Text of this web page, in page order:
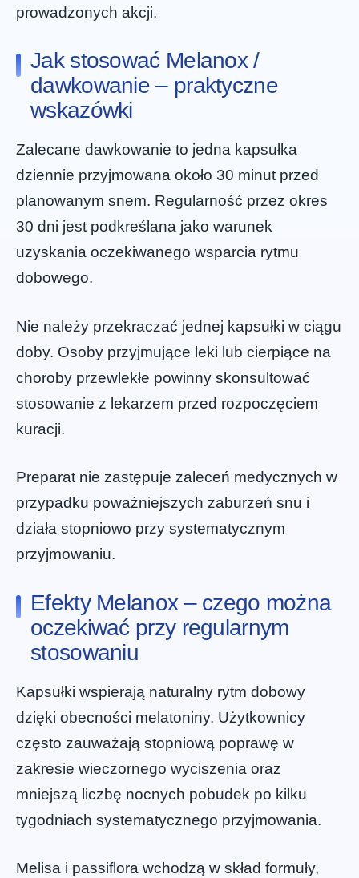
prowadzonych akcji.
Jak stosować Melanox /
dawkowanie – praktyczne
wskazówki
Zalecane dawkowanie to jedna kapsułka
dziennie przyjmowana około 30 minut przed
planowanym snem. Regularność przez okres
30 dni jest podkreślana jako warunek
uzyskania oczekiwanego wsparcia rytmu
dobowego.
Nie należy przekraczać jednej kapsułki w ciągu
doby. Osoby przyjmujące leki lub cierpiące na
choroby przewlekłe powinny skonsultować
stosowanie z lekarzem przed rozpoczęciem
kuracji.
Preparat nie zastępuje zaleceń medycznych w
przypadku poważniejszych zaburzeń snu i
działa stopniowo przy systematycznym
przyjmowaniu.
Efekty Melanox – czego można
oczekiwać przy regularnym
stosowaniu
Kapsułki wspierają naturalny rytm dobowy
dzięki obecności melatoniny. Użytkownicy
często zauważają stopniową poprawę w
zakresie wieczornego wyciszenia oraz
mniejszą liczbę nocnych pobudek po kilku
tygodniach systematycznego przyjmowania.
Melisa i passiflora wchodzą w skład formuły,